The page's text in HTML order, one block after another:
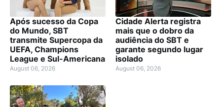
Após sucesso da Copa
do Mundo, SBT
transmite Supercopa da
UEFA, Champions
League e Sul-Americana
August 06, 2026
Cidade Alerta registra
mais que o dobro da
audiência do SBT e
garante segundo lugar
isolado
August 06, 2026